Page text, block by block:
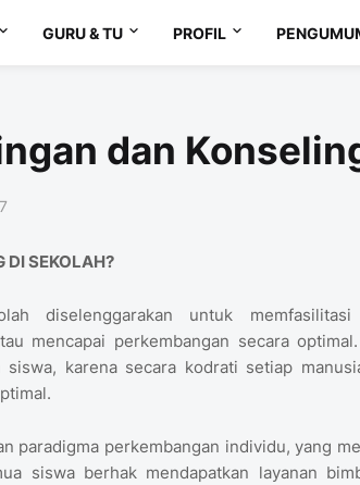
GURU & TU PROFIL
dan
DI SEKOLAH?
diselenggarakan untuk
mencapai perkembangan secara
siswa, karena secara kodrati setiap
paradigma perkembangan individu, yang
siswa berhak mendapatkan layanan